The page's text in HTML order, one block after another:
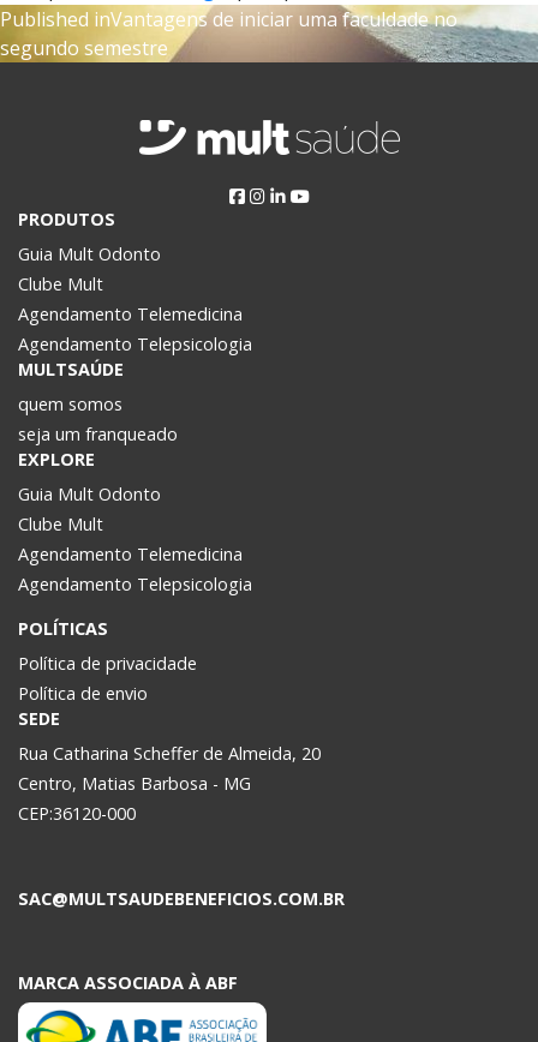
Navegação
de
Published inVantagens de iniciar uma faculdade no
segundo semestre
PRODUTOS
Guia Mult Odonto
Clube Mult
Agendamento Telemedicina
Agendamento Telepsicologia
MULTSAÚDE
quem somos
seja um franqueado
EXPLORE
Guia Mult Odonto
Clube Mult
Agendamento Telemedicina
Agendamento Telepsicologia
POLÍTICAS
Política de privacidade
Política de envio
SEDE
Rua Catharina Scheffer de Almeida, 20
Centro, Matias Barbosa - MG
CEP:36120-000
SAC@MULTSAUDEBENEFICIOS.COM.BR
MARCA ASSOCIADA À ABF